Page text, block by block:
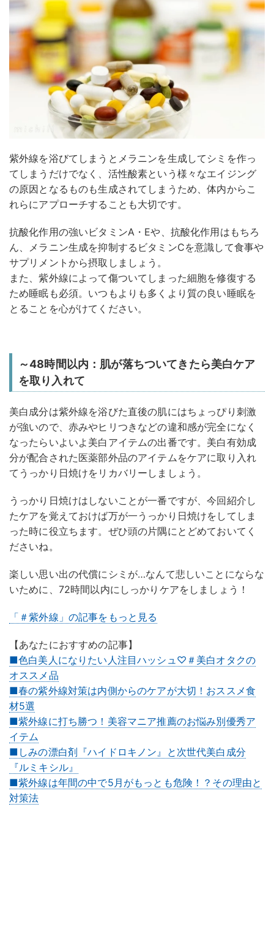
紫外線を浴びてしまうとメラニンを生成してシミを作っ
てしまうだけでなく、活性酸素という様々なエイジング
の原因となるものも生成されてしまうため、体内からこ
れらにアプローチすることも大切です。
抗酸化作用の強いビタミンA・Eや、抗酸化作用はもちろ
ん、メラニン生成を抑制するビタミンCを意識して食事や
サプリメントから摂取しましょう。
また、紫外線によって傷ついてしまった細胞を修復する
ため睡眠も必須。いつもよりも多くより質の良い睡眠を
とることを心がけてください。
～48時間以内：肌が落ちついてきたら美白ケア
を取り入れて
美白成分は紫外線を浴びた直後の肌にはちょっぴり刺激
が強いので、赤みやヒリつきなどの違和感が完全になく
なったらいよいよ美白アイテムの出番です。美白有効成
分が配合された医薬部外品のアイテムをケアに取り入れ
てうっかり日焼けをリカバリーしましょう。
うっかり日焼けはしないことが一番ですが、今回紹介し
たケアを覚えておけば万が一うっかり日焼けをしてしま
った時に役立ちます。ぜひ頭の片隅にとどめておいてく
ださいね。
楽しい思い出の代償にシミが…なんて悲しいことにならな
いために、72時間以内にしっかりケアをしましょう！
「＃紫外線」の記事をもっと見る
【あなたにおすすめの記事】
■色白美人になりたい人注目ハッシュ♡＃美白オタクの
オススメ品
■春の紫外線対策は内側からのケアが大切！おススメ食
材5選
■紫外線に打ち勝つ！美容マニア推薦のお悩み別優秀ア
イテム
■しみの漂白剤『ハイドロキノン』と次世代美白成分
『ルミキシル』
■紫外線は年間の中で5月がもっとも危険！？その理由と
対策法